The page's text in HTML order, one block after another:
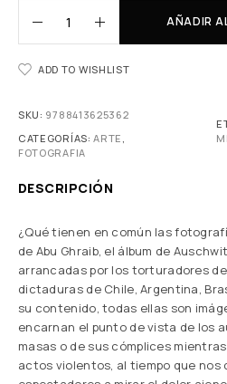
AÑADIR
ADD TO WISHLIST
SKU: 9788413625362
CATEGORÍAS:ARTE ,
FOTOGRAFIA
DESCRIPCIÓN
¿Qué tienen en común las
de Abu Ghraib, el álbum de
arrancadas por los torturadores
dictaduras de Chile, Argentina,
su contenido, todas ellas son
encarnan el punto de vista de los
masas o de sus cómplices
actos violentos, al tiempo que nos